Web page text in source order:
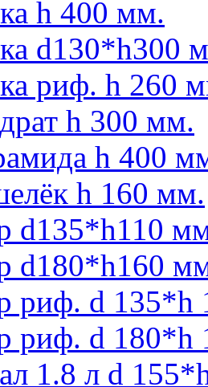
h 400 мм.
d130*h300
риф. h 260
h 300 мм.
h 400
h 160 мм.
d135*h110
d180*h160
риф. d 135*h
риф. d 180*h
1.8 л d